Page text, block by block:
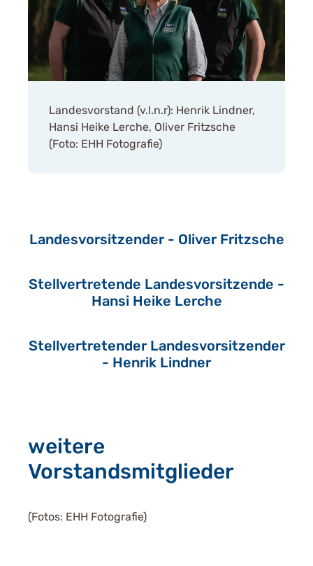
Landesvorstand (v.l.n.r): Henrik Lindner,
Hansi Heike Lerche, Oliver Fritzsche
(Foto: EHH Fotografie)
Landesvorsitzender - Oliver Fritzsche
Stellvertretende Landesvorsitzende -
Hansi Heike Lerche
Stellvertretender Landesvorsitzender
- Henrik Lindner
weitere
Vorstandsmitglieder
(Fotos: EHH Fotografie)